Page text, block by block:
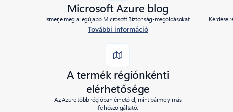
Microsoft Azure blog
Ismerje meg a legújabb Microsoft Biztonság-megoldásokat.
További információ
A termék régiónkénti
elérhetősége
Az Azure több régióban érhető el, mint bármely más
felhőszolgáltató.